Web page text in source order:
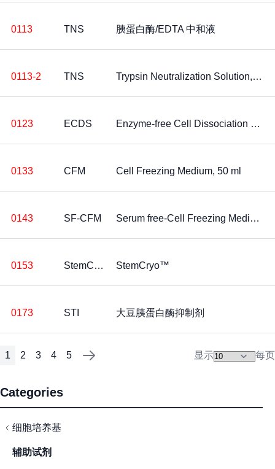
Categories
细胞培养基
辅助试剂
0113 TNS 胰蛋白酶/EDTA 中和液
0113-2 TNS Trypsin Neutralization Solution, 200 ml
0123 ECDS Enzyme-free Cell Dissociation Solution, 100 ml
0133 CFM Cell Freezing Medium, 50 ml
0143 SF-CFM Serum free-Cell Freezing Medium, 50 ml
0153 StemCryo StemCryo™
0173 STI 大豆胰蛋白酶抑制剂
页面您当前正在阅读页
1
页面
2
页面
3
页面
4
页面
5
页面
下一页
显示 每页